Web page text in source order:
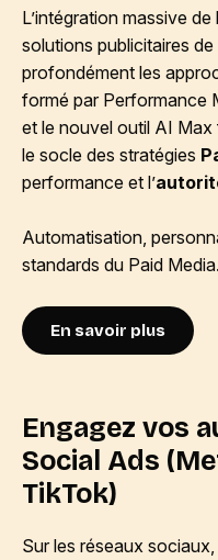
L’intégration massive de
solutions publicitaires
profondément les
formé par Performance
et le nouvel outil AI
le socle des stratégies
performance et l’
Automatisation,
standards du Paid Media.
En savoir plus
Engagez vos
Social Ads
TikTok)
Sur les réseaux